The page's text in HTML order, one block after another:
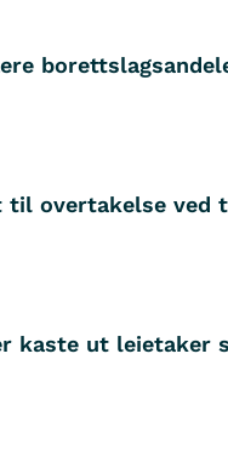
overtakelse ved
kaste ut leietaker